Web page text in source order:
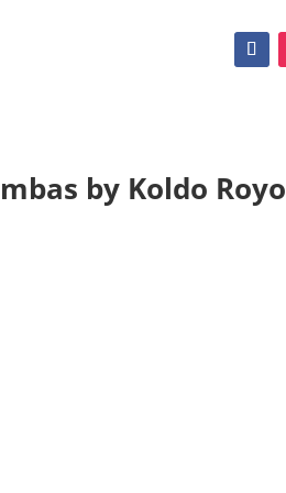
by Koldo Royo